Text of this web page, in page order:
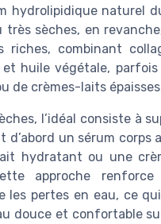
hydrolipidique naturel
très sèches, en
riches, combinant
huile végétale,
de crèmes-laits
l’idéal consiste à
d’abord un sérum corps
hydratant ou une
approche
les pertes en eau, ce
douce et confortable